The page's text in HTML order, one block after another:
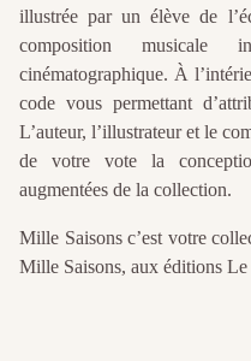
illustrée par un élève de
composition
cinématographique. À
code vous permettant
L’auteur, l’illustrateur et le
de votre vote la
augmentées de la collection.
Mille Saisons c’est votre
Mille Saisons, aux éditions